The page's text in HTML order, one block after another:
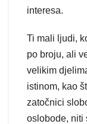
interesa.
Ti mali ljudi,
po broju, ali
velikim
istinom, kao
zatočnici
oslobode, niti